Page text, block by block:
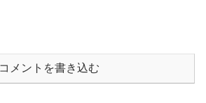
コメントを書き込む